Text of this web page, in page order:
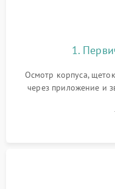
1.
Осмотр корпуса,
через приложение и
аккумулятора и
Оценка работы